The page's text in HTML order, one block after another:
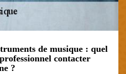
de musique : quel
contacter
?